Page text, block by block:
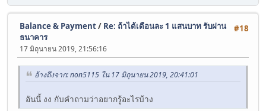
#18
Balance & Payment/ Re: ถ้าได้เดือนละ 1 แสนบาท รับผ่าน
ธนาคาร
17 มิถุนายน 2019, 21:56:16
อ้างถึงจาก: non5115 ใน 17 มิถุนายน 2019, 20:41:01
อันนี้ งง กับคำถามว่าอยากรู้อะไรบ้าง